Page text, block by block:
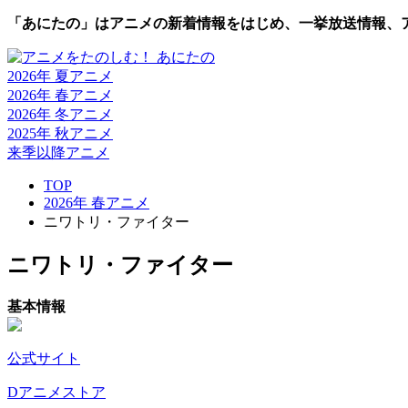
「あにたの」はアニメの新着情報をはじめ、一挙放送情報
2026年 夏アニメ
2026年 春アニメ
2026年 冬アニメ
2025年 秋アニメ
来季以降アニメ
TOP
2026年 春アニメ
ニワトリ・ファイター
ニワトリ・ファイター
基本情報
公式サイト
Dアニメストア